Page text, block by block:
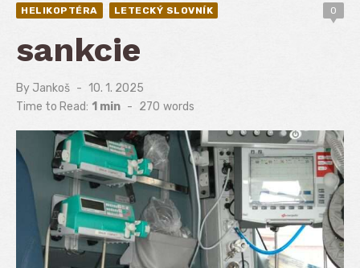
HELIKOPTÉRA LETECKÝ SLOVNÍK 0
sankcie
By Jankoš
Posted
on
10. 1. 2025
Time to Read: 1 min - 270 words